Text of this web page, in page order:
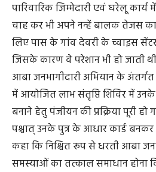
ग्राम मार्री बंगला निवासी श्रीमती
पारिवारिक जिम्मेदारी एवं घरेलू
चाह कर भी अपने नन्हें बालक तेजस का
लिए पास के गांव देवरी के च्वाइस सेंटर
जिसके कारण वे परेशान भी हो जाती
आबा जनभागीदारी अभियान के अंतर्गत
में आयोजित लाभ संतृप्ति शिविर में
बनाने हेतु पंजीयन की प्रक्रिया पूरी
पश्चात् उनके पुत्र के आधार कार्ड बनकर
कहा कि निश्चित रूप से धरती आबा